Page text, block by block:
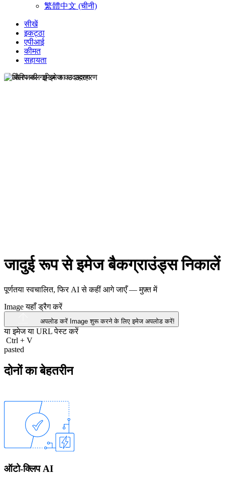
繁體中文 (चीनी)
सीखें
इकट्ठा
एपीआई
कीमत
सहायता
जादुई रूप से इमेज बैकग्राउंड्स निकालें
पूर्णतया स्वचालित, फिर AI से कहीं आगे जाएँ —मुफ़्त में
Image यहाँ ड्रैग करें
अपलोड करें Imageशुरू करने के लिए इमेज अपलोड करें!
या इमेज या URLपेस्ट करें
Ctrl + V
pasted
दोनों का बेहतरीन
ऑटो-क्लिप AI